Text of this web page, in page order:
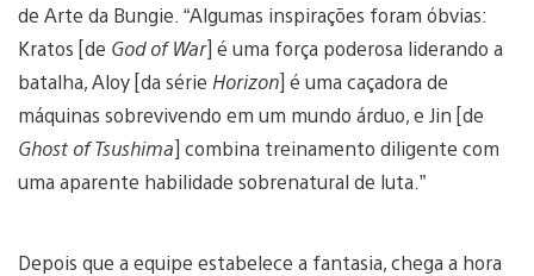
de Arte da Bungie. “Algumas inspirações foram óbvias:
Kratos [de God of War] é uma força poderosa liderando a
batalha, Aloy [da série Horizon] é uma caçadora de
máquinas sobrevivendo em um mundo árduo, e Jin [de
Ghost of Tsushima] combina treinamento diligente com
uma aparente habilidade sobrenatural de luta.”
Depois que a equipe estabelece a fantasia, chega a hora